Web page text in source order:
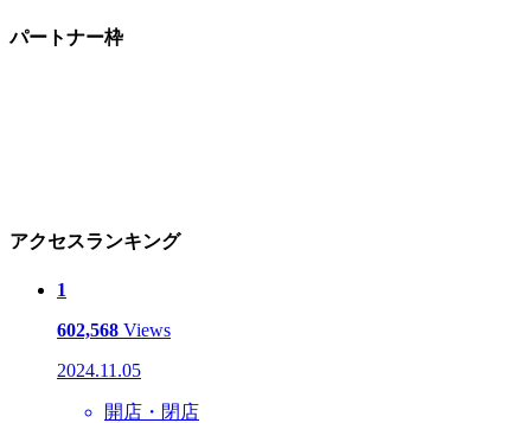
パートナー枠
アクセスランキング
1
602,568 Views
2024.11.05
開店・閉店